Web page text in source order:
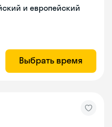
и европейский
Выбрать время